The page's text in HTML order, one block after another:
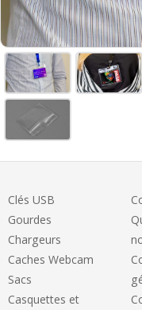
Clés USB
Gourdes
Chargeurs
Caches Webcam
Sacs
Casquettes et